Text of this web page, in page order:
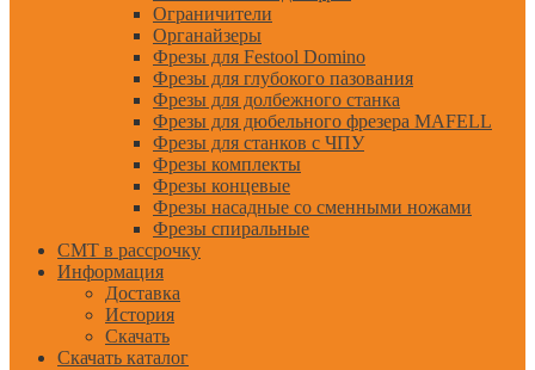
Ограничители
Органайзеры
Фрезы для Festool Domino
Фрезы для глубокого пазования
Фрезы для долбежного станка
Фрезы для дюбельного фрезера MAFELL
Фрезы для станков с ЧПУ
Фрезы комплекты
Фрезы концевые
Фрезы насадные со сменными ножами
Фрезы спиральные
CMT в рассрочку
Информация
Доставка
История
Скачать
Скачать каталог